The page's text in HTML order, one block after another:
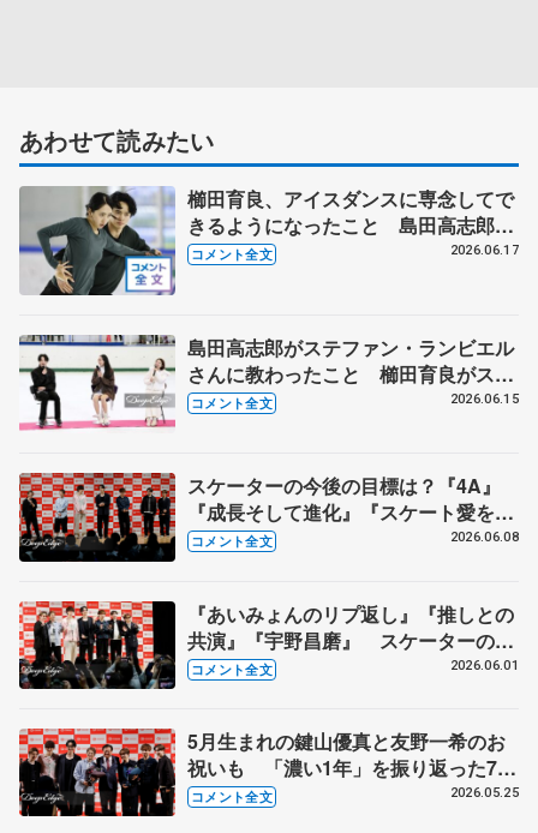
あわせて読みたい
櫛田育良、アイスダンスに専念してで
きるようになったこと 島田高志郎、
呼吸を合わせて前へ 【木下グループ/
コメント全文 2026.06.17
島田高志郎がステファン・ランビエル
さんに教わったこと 櫛田育良がスケ
ートを離れようと思った時 【イヨテ
コメント全文 2026.06.15
スケーターの今後の目標は？『4A』
『成長そして進化』『スケート愛を深
める』 真剣勝負のゲームコーナーも
コメント全文 2026.06.08
『あいみょんのリプ返し』『推しとの
共演』『宇野昌磨』 スケーターの三
大ニュースは？【コラントッテ・トー
コメント全文 2026.06.01
5月生まれの鍵山優真と友野一希のお
祝いも 「濃い1年」を振り返った7人
【コラントッテ・トークイベント②】
コメント全文 2026.05.25